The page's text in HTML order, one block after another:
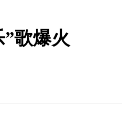
歌爆火